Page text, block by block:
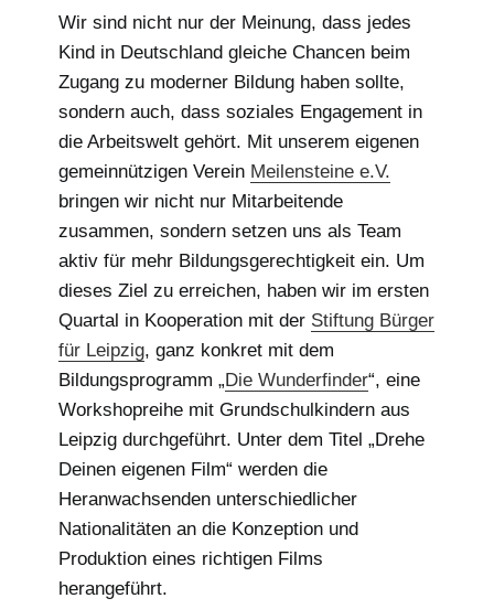
Wir sind nicht nur der Meinung, dass jedes
Kind in Deutschland gleiche Chancen beim
Zugang zu moderner Bildung haben sollte,
sondern auch, dass soziales Engagement in
die Arbeitswelt gehört. Mit unserem eigenen
gemeinnützigen Verein Meilensteine e.V.
bringen wir nicht nur Mitarbeitende
zusammen, sondern setzen uns als Team
aktiv für mehr Bildungsgerechtigkeit ein. Um
dieses Ziel zu erreichen, haben wir im ersten
Quartal in Kooperation mit der Stiftung Bürger
für Leipzig, ganz konkret mit dem
Bildungsprogramm „Die Wunderfinder“, eine
Workshopreihe mit Grundschulkindern aus
Leipzig durchgeführt. Unter dem Titel „Drehe
Deinen eigenen Film“ werden die
Heranwachsenden unterschiedlicher
Nationalitäten an die Konzeption und
Produktion eines richtigen Films
herangeführt.